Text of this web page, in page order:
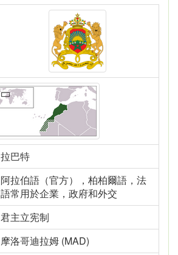
拉巴特
阿拉伯語（官方），柏柏爾語，法
語常用於企業，政府和外交
君主立宪制
摩洛哥迪拉姆 (MAD)